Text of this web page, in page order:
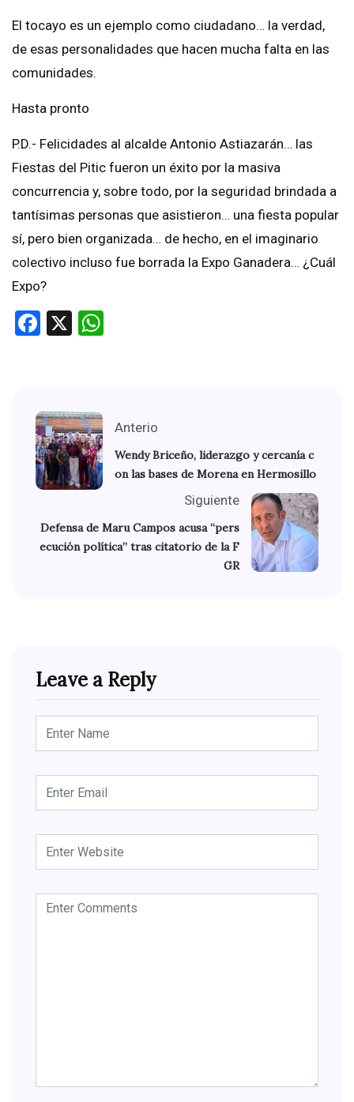
El tocayo es un ejemplo como ciudadano… la verdad,
de esas personalidades que hacen mucha falta en las
comunidades.
Hasta pronto
P.D.- Felicidades al alcalde Antonio Astiazarán… las
Fiestas del Pitic fueron un éxito por la masiva
concurrencia y, sobre todo, por la seguridad brindada a
tantísimas personas que asistieron… una fiesta popular
sí, pero bien organizada… de hecho, en el imaginario
colectivo incluso fue borrada la Expo Ganadera… ¿Cuál
Expo?
Facebook
X
Anterio
Wendy Briceño, liderazgo y cercanía c
on las bases de Morena en Hermosillo
Siguiente
Defensa de Maru Campos acusa “pers
ecución política” tras citatorio de la F
GR
Leave a Reply